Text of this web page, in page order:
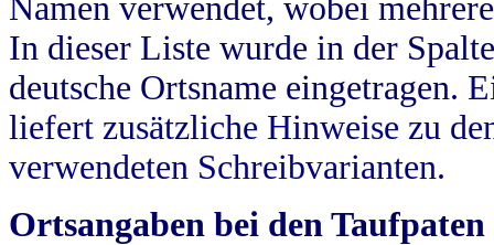
Namen verwendet, wobei
In dieser Liste wurde in der
deutsche Ortsname eingetragen.
liefert zusätzliche Hinweise zu
verwendeten Schreibvarianten.
Ortsangaben bei den Taufpaten